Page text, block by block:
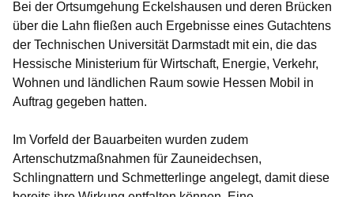
Bei der Ortsumgehung Eckelshausen und deren Brücken
über die Lahn fließen auch Ergebnisse eines Gutachtens
der Technischen Universität Darmstadt mit ein, die das
Hessische Ministerium für Wirtschaft, Energie, Verkehr,
Wohnen und ländlichen Raum sowie Hessen Mobil in
Auftrag gegeben hatten.
Im Vorfeld der Bauarbeiten wurden zudem
Artenschutzmaßnahmen für Zauneidechsen,
Schlingnattern und Schmetterlinge angelegt, damit diese